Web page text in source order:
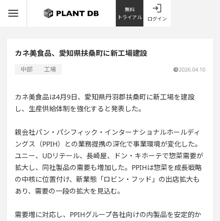
無料
トライアル
ログイン
カネ美食品、愛知県扶桑町に新工場建設
中部 工場 2026.04.10
カネ美食品は4月9日、愛知県丹羽郡扶桑町に新工場を建設
し、生産供給体制を強化すると発表した。
親会社パン・パシフィック・インターナショナルホールディ
ングス（PPIH）との業務提携の深化で事業環境が変化した。
ユニー、UDリテール、長崎屋、ドン・キホーテで惣菜需要が
拡大し、同社製品の需要も増加した。PPIHは惣菜を成長戦略
の中核に位置付け、新業態「ロビン・フッド」の出店拡大も
あり、需要の一段の拡大を見込む。
需要増に対応し、PPIHグループ各社向けの内製品を安定的か